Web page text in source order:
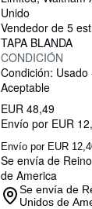
Unido
Vendedor de 5
TAPA BLANDA
CONDICIÓN
Condición:
Aceptable
EUR 48,49
Envío por EUR
Envío por EUR
Se envía de
de America
Se envía de
Unidos de